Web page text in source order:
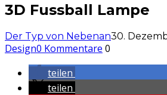
3D Fussball Lampe
Der Typ von Nebenan30.
Design0 Kommentare 0
teilen
teilen